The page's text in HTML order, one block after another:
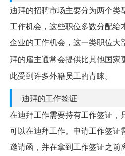
迪拜的招聘市场主要分为两个类
工作机会，这些职位多数分配给
企业的工作机会，这一类职位大
拜的雇主通常会提供比其他国家
此受到许多外籍员工的青睐。
迪拜的工作签证
在迪拜工作需要持有工作签证，
可以在迪拜工作。申请工作签证
邀请函，并在拿到工作签证之前